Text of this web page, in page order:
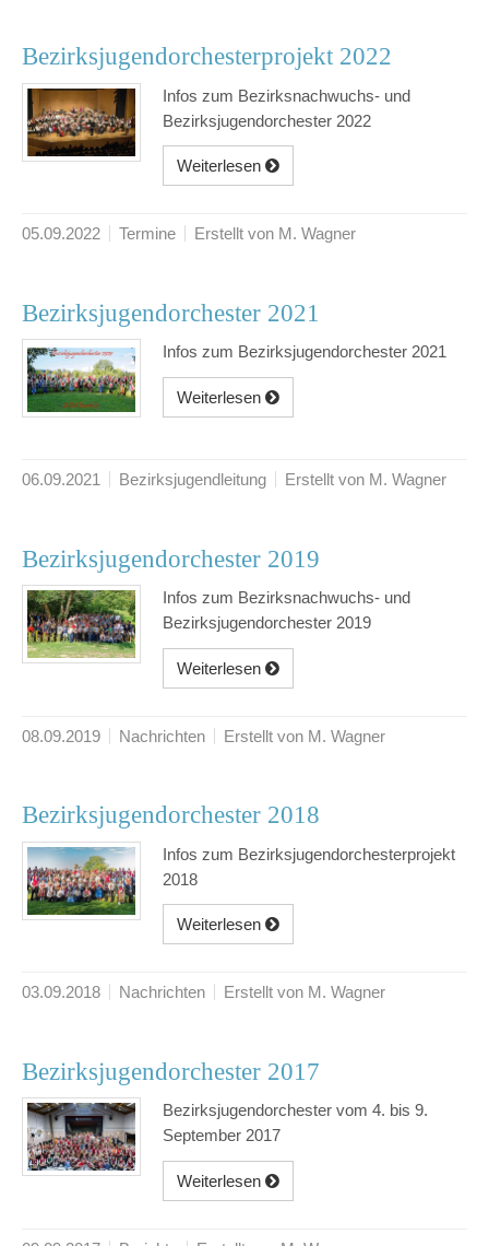
Bezirksjugendorchesterprojekt 2022
Infos zum Bezirksnachwuchs- und
Bezirksjugendorchester 2022
Weiterlesen
05.09.2022 Termine Erstellt von M. Wagner
Bezirksjugendorchester 2021
Infos zum Bezirksjugendorchester 2021
Weiterlesen
06.09.2021 Bezirksjugendleitung Erstellt von M. Wagner
Bezirksjugendorchester 2019
Infos zum Bezirksnachwuchs- und
Bezirksjugendorchester 2019
Weiterlesen
08.09.2019 Nachrichten Erstellt von M. Wagner
Bezirksjugendorchester 2018
Infos zum Bezirksjugendorchesterprojekt
2018
Weiterlesen
03.09.2018 Nachrichten Erstellt von M. Wagner
Bezirksjugendorchester 2017
Bezirksjugendorchester vom 4. bis 9.
September 2017
Weiterlesen